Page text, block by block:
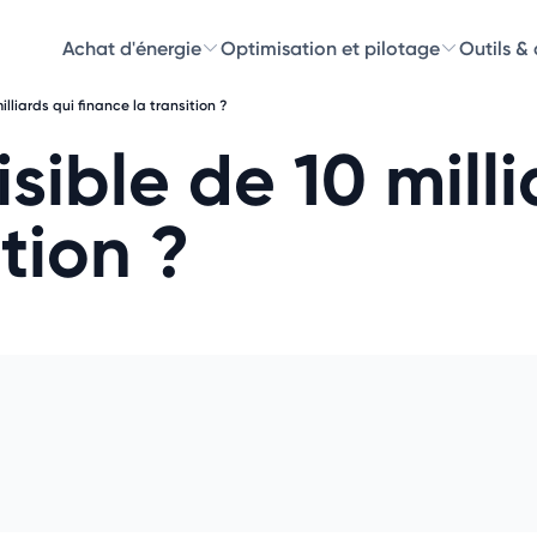
Achat d'énergie Optimisation et pilotage Outils &
qui finance la transition ?
de 10
?
Choisissez les